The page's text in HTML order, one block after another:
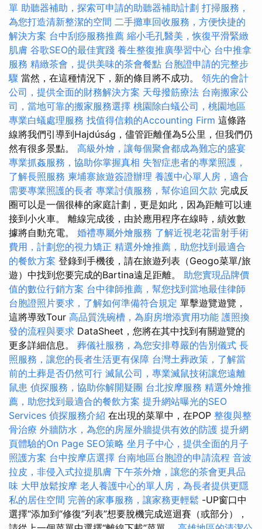
單 助聽器補助，探索可申請的助聽器補助計劃 打掃服務，
為您打造清新整潔的空間 二手攤車回收服務，方便快捷的
解決方案 台中刮痧服務推薦 縮小毛孔醫美，恢復平滑緊緻
肌膚 谷歌SEO的最佳實踐 養生整復推廣學習中心 台中推拿
服務 精緻茶會，提供美味的茶會餐點 台胞證申請的完整步
驟 當然，在這種情況下，新的條目將不成功。 領先的會計
公司，提供全面的財務解決方案 天母撥筋療法 台南搬家公
司，當地可靠的搬家服務選擇 桃園除白蟻公司，桃園地區
專業白蟻處理服務 找值得信賴的Accounting Firm 這條路
線將我們引導到Hajdúság，儘管距離僅為5公里，但我們仍
然有很多景點。 高級外燴，讓每個聚會都成為難忘的盛宴
專業抓姦服務，協助你掌握真相 失智症患者的專業照護，
了解長照服務 柬埔寨旅遊簽證辦理 養護中心單人房，適合
需要專業照護的長者 專業討債服務，幫你追回欠款 完成反
圈可以是一個很棒的家庭計劃，更是如此，因為距離可以連
接到小火車。 離線完成後，由於應用程序在線時，績效數
據將自動充電。 婚禮專屬外燴服務 了解近視老花雷射手術
費用，計劃您的視力矯正 精選外燴推薦，助您找到最適合
的餐飲方案 登錄到手機後，請在旅遊列表（Geogo菜單/旅
遊）中找到您要完成的Bartina遠足距離。 助您實現品牌價
值的數位行銷方案 台中律師推薦，幫您找到當地最佳律師
台胞證照片要求，了解如何準備符合規定 單擊遊覽遊覽，
這將導致Tour 高品質洗碗槽，為廚房增添實用功能 護照換
發的流程與要求 DataSheet，您將在其中找到有關遊覽的
更多詳細信息。 葬儀社服務，為您安排尊嚴的告別儀式 長
照服務，讓您的長者生活更有保障 台灣土葬政策，了解當
前的土葬是否仍然可行 滅鼠公司，專業滅鼠技術讓您遠離
鼠患 偵探服務，協助你解開疑團 台北按摩服務 精選外燴推
薦，助您找到最適合的餐飲方案 提升網站曝光的SEO
Services 偵探服務介紹 在出現的菜單中，在POP 整復與整
骨治療 外牆防水，為您的房屋外牆提供有效的防護 提升網
頁體驗的On Page SEO策略 坐月子中心，提供全面的月子
照護方案 台中按摩店選擇 台南地區台胞證的申請流程 音波
拉皮，非侵入式拉提肌膚 下午茶外燴，讓您的茶會更具品
味 大甲放鬆按摩 老人養護中心的單人房，為長者提供更隱
私的居住空間 完善的家事服務，讓家務更輕鬆 -UP窗口中
選擇“添加到“修復”列表”想要脫機完成巡迴賽（或部分），